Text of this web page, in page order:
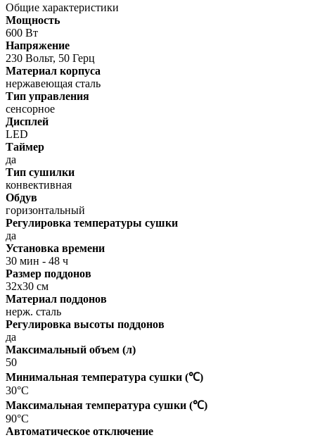
Общие характеристики
Мощность
600 Вт
Напряжение
230 Вольт, 50 Герц
Материал корпуса
нержавеющая сталь
Тип управления
сенсорное
Дисплей
LED
Таймер
да
Тип сушилки
конвективная
Обдув
горизонтальный
Регулировка температуры сушки
да
Установка времени
30 мин - 48 ч
Размер поддонов
32x30 см
Материал поддонов
нерж. сталь
Регулировка высоты поддонов
да
Максимальный объем (л)
50
Минимальная температура сушки (℃)
30°C
Максимальная температура сушки (℃)
90°C
Автоматическое отключение